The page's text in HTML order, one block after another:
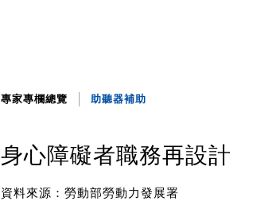
專家專欄總覽 助聽器補助
身心障礙者職務再設計
資料來源：勞動部勞動力發展署